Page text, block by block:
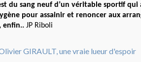
du sang neuf d’un véritable sportif
pour assainir et renoncer aux
enfin.. JP Riboli